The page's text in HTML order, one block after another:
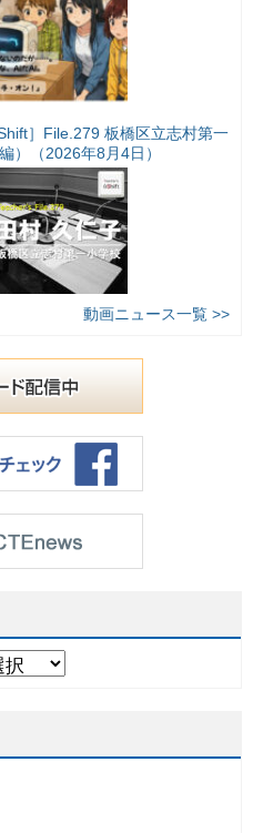
］File.279 板橋区立志村第一
）（2026年8月4日）
動画ニュース一覧 >>